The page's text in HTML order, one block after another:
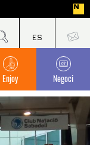
Enjoy Negoci